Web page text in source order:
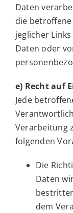
Daten
die
jeglicher
Daten oder
e) Recht auf
Jede
Verarbeitung
folgenden
Die
Daten
dem